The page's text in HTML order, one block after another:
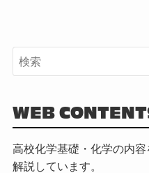
WEB
高校化学基礎・化学の内
解説しています。